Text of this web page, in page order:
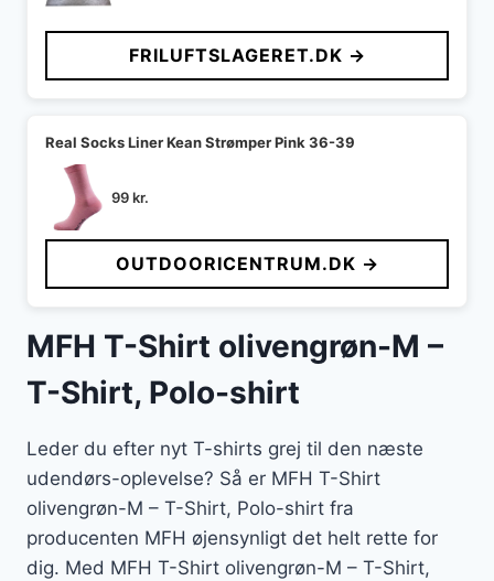
pris
var:
119 kr..
pris
er:
113 kr..
FRILUFTSLAGERET.DK →
Real Socks Liner Kean Strømper Pink 36-39
99kr.
OUTDOORICENTRUM.DK →
MFH T-Shirt olivengrøn-M –
T-Shirt, Polo-shirt
Leder du efter nyt T-shirts grej til den næste
udendørs-oplevelse? Så er MFH T-Shirt
olivengrøn-M – T-Shirt, Polo-shirt fra
producenten MFH øjensynligt det helt rette for
dig. Med MFH T-Shirt olivengrøn-M – T-Shirt,